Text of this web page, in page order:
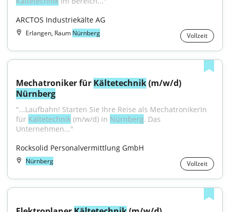
ARCTOS Industriekälte AG
Erlangen, Raum Nürnberg Vollzeit
Mechatroniker für Kältetechnik
Nürnberg
"...Laufbahn! Starten Sie Ihre Reise als MechatronikerIn
für Kältetechnik (m/w/d) in Nürnberg. Das
Unternehmen..."
Rocksolid Personalvermittlung GmbH
Nürnberg Vollzeit